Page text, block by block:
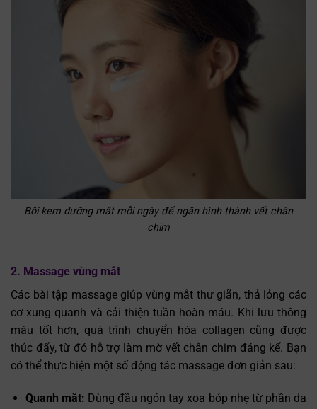
Bôi kem dưỡng mắt mỗi ngày để ngăn hình thành vết chân
chim
2. Massage vùng mắt
Các bài tập massage giúp vùng mắt thư giãn, thả lỏng các
cơ xung quanh và cải thiện tuần hoàn máu. Khi lưu thông
máu tốt hơn, quá trình chuyển hóa collagen cũng được
thúc đẩy, từ đó hỗ trợ làm mờ vết chân chim đáng kể. Bạn
có thể thực hiện một số động tác massage đơn giản sau:
Quanh mắt: Dùng đầu ngón tay xoa bóp nhẹ từ phần da